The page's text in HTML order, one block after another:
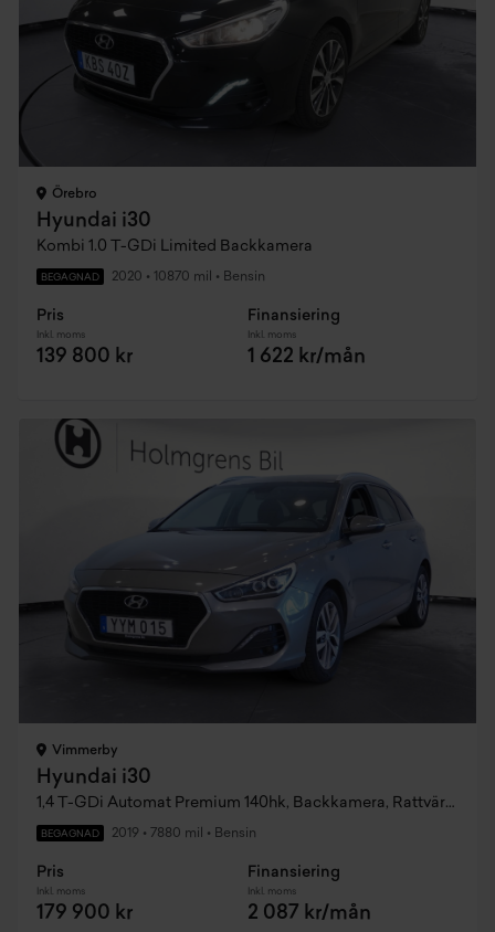
Örebro
Hyundai i30
Kombi 1.0 T-GDi Limited Backkamera
BEGAGNAD 2020 • 10870 mil • Bensin
Pris
Inkl. moms
139 800 kr
Finansiering
Inkl. moms
1 622 kr/mån
Vimmerby
Hyundai i30
1,4 T-GDi Automat Premium 140hk, Backkamera, Rattvärme, Keyless
BEGAGNAD 2019 • 7880 mil • Bensin
Pris
Inkl. moms
179 900 kr
Finansiering
Inkl. moms
2 087 kr/mån